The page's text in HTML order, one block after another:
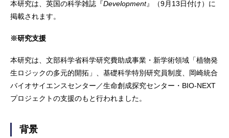
本研究は、英国の科学雑誌『Development』（9月13日付け）に
掲載されます。
※研究支援
本研究は、文部科学省科学研究費助成事業・新学術領域「植物発
生ロジックの多元的開拓」、基礎科学特別研究員制度、岡崎統合
バイオサイエンスセンター／生命創成探究センター・BIO-NEXT
プロジェクトの支援のもと行われました。
背景